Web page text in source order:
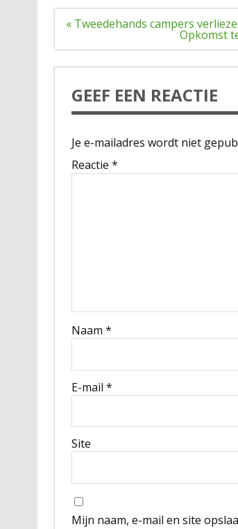
Bericht
« Tweedehands campers
Opkomst
GEEF EEN REACTIE
Je e-mailadres wordt niet
Reactie *
Naam *
E-mail *
Site
Mijn naam, e-mail en site